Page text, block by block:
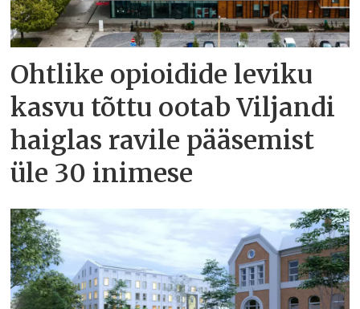
Ohtlike opioidide leviku
kasvu tõttu ootab Viljandi
haiglas ravile pääsemist
üle 30 inimese